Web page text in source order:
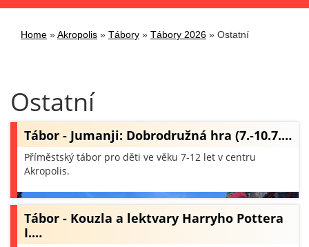
Home »Akropolis » Tábory » Tábory 2026 » Ostatní
Ostatní
Tábor - Jumanji: Dobrodružná hra (7.-10.7.…
Příměstský tábor pro děti ve věku 7-12 let v centru
Akropolis.
Tábor - Kouzla a lektvary Harryho Pottera
I.…